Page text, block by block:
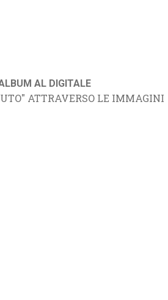
AL DIGITALE
ATTRAVERSO LE IMMAGINI